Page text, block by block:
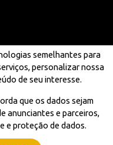
semelhantes para
personalizar nossa
de seu interesse.
que os dados sejam
anunciantes e parceiros,
e proteção de dados.